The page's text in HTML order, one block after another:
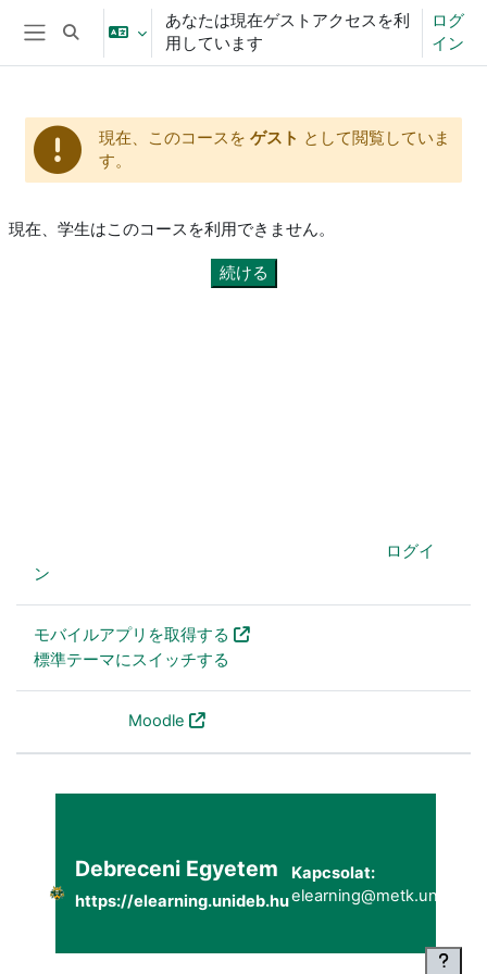
メインコンテンツへスキップする
サイドパネル
検索入力に切り替える
あなたは現在ゲストアクセスを利
用しています
ログ
イン
現在、このコースを ゲスト として閲覧していま
す。
現在、学生はこのコースを利用できません。
続ける
ログイ
ン
モバイルアプリを取得する
標準テーマにスイッチする
Moodle
Debreceni Egyetem
https://elearning.unideb.hu
Kapcsolat: